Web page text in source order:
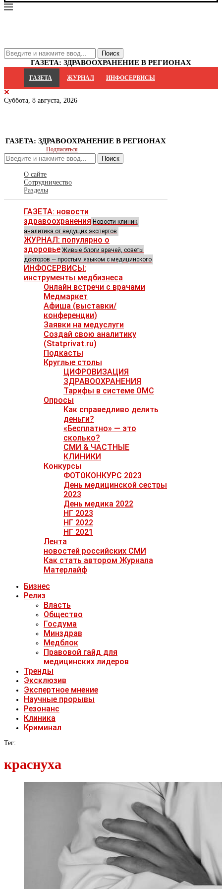
ГАЗЕТА: ЗДРАВООХРАНЕНИЕ В РЕГИОНАХ
ГАЗЕТА ЖУРНАЛ ИНФОСЕРВИСЫ
Суббота, 8 августа, 2026
ГАЗЕТА: ЗДРАВООХРАНЕНИЕ В РЕГИОНАХ
Подписаться
Поиск
О сайте
Сотрудничество
Разделы
ГАЗЕТА: новости
здравоохранения Новости клиник,
аналитика от ведущих экспертов
ЖУРНАЛ: популярно о
здоровье Живые блоги врачей, советы
докторов — простым языком с медицинского
ИНФОСЕРВИСЫ:
инструменты медбизнеса
Онлайн встречи с врачами
Медмаркет
Афиша (выставки/
конференции)
Заявки на медуслуги
Создай свою аналитику
(Statprivat.ru)
Подкасты
Круглые столы
ЦИФРОВИЗАЦИЯ
ЗДРАВООХРАНЕНИЯ
Тарифы в системе ОМС
Опросы
Как справедливо делить
деньги?
«Бесплатно» — это
сколько?
СМИ & ЧАСТНЫЕ
КЛИНИКИ
Конкурсы
ФОТОКОНКУРС 2023
День медицинской сестры
2023
День медика 2022
НГ 2023
НГ 2022
НГ 2021
Лента
новостей российских СМИ
Как стать автором Журнала
Матерлайф
Бизнес
Релиз
Власть
Общество
Госдума
Минздрав
Медблок
Правовой гайд для
медицинских лидеров
Тренды
Эксклюзив
Экспертное мнение
Научные прорывы
Резонанс
Клиника
Криминал
Тег:
краснуха